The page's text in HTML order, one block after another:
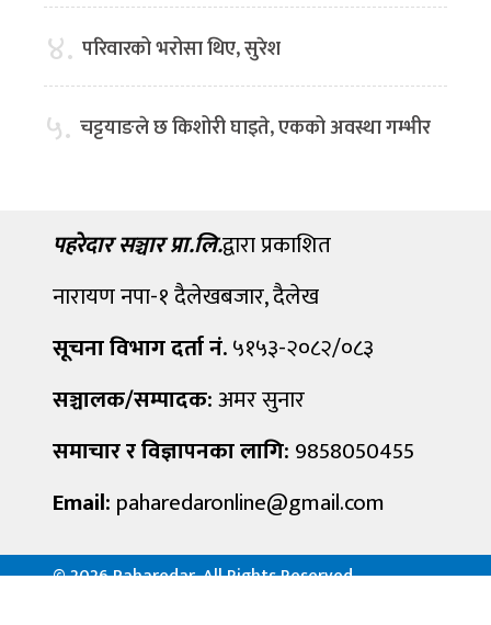
४. परिवारको भरोसा थिए, सुरेश
५. चट्टयाङले छ किशोरी घाइते, एकको अवस्था गम्भीर
पहरेदार सञ्चार प्रा.लि.द्वारा प्रकाशित
नारायण नपा-१ दैलेखबजार, दैलेख
सूचना विभाग दर्ता नं.५१५३-२०८२/०८३
सञ्चालक/सम्पादक:अमर सुनार
समाचार र विज्ञापनका लागि: 9858050455
Email: paharedaronline@gmail.com
©2026 Paharedar, All Rights Reserved.